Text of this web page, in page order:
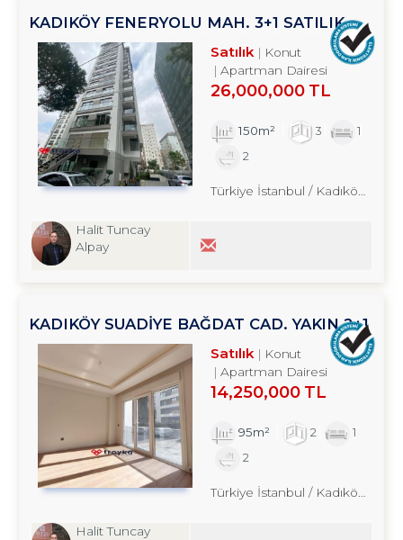
KADIKÖY FENERYOLU MAH. 3+1 SATILIK
DAİRE TROYKADAN
Satılık
Konut
Apartman Dairesi
26,000,000 TL
150m² 3
1
2
Halit Tuncay
Alpay
KADIKÖY SUADİYE BAĞDAT CAD. YAKIN 2+1
SATILIK DAİRE TROYKADAN
Satılık
Konut
Apartman Dairesi
14,250,000 TL
95m² 2
1
2
Halit Tuncay